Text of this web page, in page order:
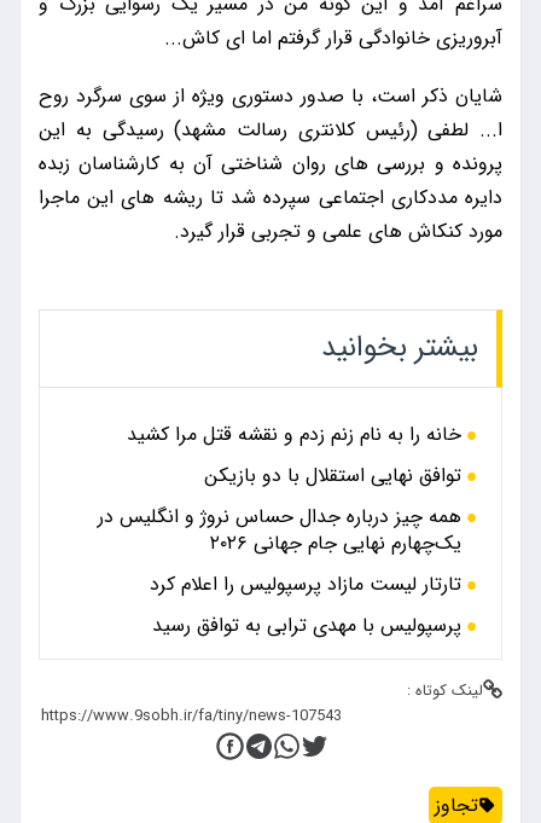
آبروریزی خانوادگی قرار گرفتم اما ای کاش...
شایان ذکر است، با صدور دستوری ویژه از سوی سرگرد روح
ا... لطفی (رئیس کلانتری رسالت مشهد) رسیدگی به این
پرونده و بررسی های روان شناختی آن به کارشناسان زبده
دایره مددکاری اجتماعی سپرده شد تا ریشه های این ماجرا
مورد کنکاش های علمی و تجربی قرار گیرد.
بیشتر بخوانید
خانه را به نام زنم زدم و نقشه قتل مرا کشید
توافق نهایی استقلال با دو بازیکن
همه چیز درباره جدال حساس نروژ و انگلیس در
یک‌چهارم نهایی جام جهانی ۲۰۲۶
تارتار لیست مازاد پرسپولیس را اعلام کرد
پرسپولیس با مهدی ترابی به توافق رسید
لینک کوتاه :
تجاوز